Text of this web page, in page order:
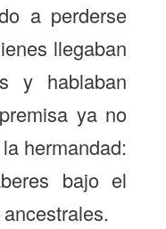
a perderse
llegaban
y hablaban
ya no
hermandad:
bajo el